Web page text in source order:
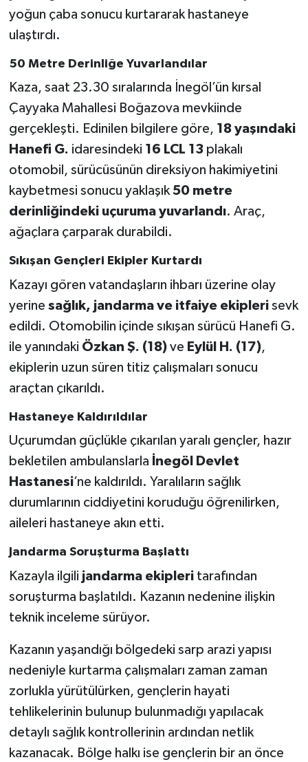
yoğun çaba sonucu kurtararak hastaneye
ulaştırdı.
50 Metre Derinliğe Yuvarlandılar
Kaza, saat 23.30 sıralarında İnegöl’ün kırsal
Çayyaka Mahallesi Boğazova mevkiinde
gerçekleşti. Edinilen bilgilere göre, 18 yaşındaki
Hanefi G. idaresindeki 16 LCL 13plakalı
otomobil, sürücüsünün direksiyon hakimiyetini
kaybetmesi sonucu yaklaşık50 metre
derinliğindeki uçuruma yuvarlandı. Araç,
ağaçlara çarparak durabildi.
Sıkışan Gençleri Ekipler Kurtardı
Kazayı gören vatandaşların ihbarı üzerine olay
yerine sağlık, jandarma ve itfaiye ekiplerisevk
edildi. Otomobilin içinde sıkışan sürücü Hanefi G.
ile yanındaki Özkan Ş. (18)ve Eylül H. (17),
ekiplerin uzun süren titiz çalışmaları sonucu
araçtan çıkarıldı.
Hastaneye Kaldırıldılar
Uçurumdan güçlükle çıkarılan yaralı gençler, hazır
bekletilen ambulanslarla İnegöl Devlet
Hastanesi’ne kaldırıldı. Yaralıların sağlık
durumlarının ciddiyetini koruduğu öğrenilirken,
aileleri hastaneye akın etti.
Jandarma Soruşturma Başlattı
Kazayla ilgili jandarma ekipleritarafından
soruşturma başlatıldı. Kazanın nedenine ilişkin
teknik inceleme sürüyor.
Kazanın yaşandığı bölgedeki sarp arazi yapısı
nedeniyle kurtarma çalışmaları zaman zaman
zorlukla yürütülürken, gençlerin hayati
tehlikelerinin bulunup bulunmadığı yapılacak
detaylı sağlık kontrollerinin ardından netlik
kazanacak. Bölge halkı ise gençlerin bir an önce